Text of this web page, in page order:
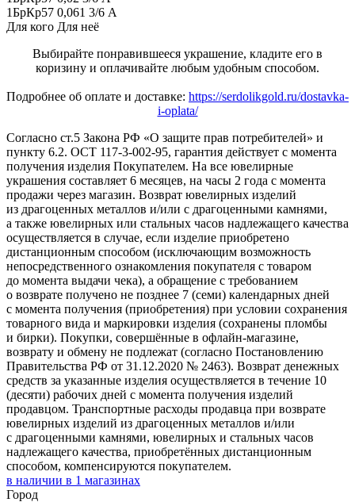
1БрКр57 0,061 3/6 А
Для кого Для неё
Выбирайте понравившееся украшение, кладите его в
коризину и оплачивайте любым удобным способом.
Подробнее об оплате и доставке: https://serdolikgold.ru/dostavka-
i-oplata/
Согласно ст.5 Закона РФ «О защите прав потребителей» и
пункту 6.2. ОСТ 117-3-002-95, гарантия действует с момента
получения изделия Покупателем. На все ювелирные
украшения составляет 6 месяцев, на часы 2 года с момента
продажи через магазин. Возврат ювелирных изделий
из драгоценных металлов и/или с драгоценными камнями,
а также ювелирных или стальных часов надлежащего качества
осуществляется в случае, если изделие приобретено
дистанционным способом (исключающим возможность
непосредственного ознакомления покупателя с товаром
до момента выдачи чека), а обращение с требованием
о возврате получено не позднее 7 (семи) календарных дней
с момента получения (приобретения) при условии сохранения
товарного вида и маркировки изделия (сохранены пломбы
и бирки). Покупки, совершённые в офлайн-магазине,
возврату и обмену не подлежат (согласно Постановлению
Правительства РФ от 31.12.2020 № 2463). Возврат денежных
средств за указанные изделия осуществляется в течение 10
(десяти) рабочих дней с момента получения изделий
продавцом. Транспортные расходы продавца при возврате
ювелирных изделий из драгоценных металлов и/или
с драгоценными камнями, ювелирных и стальных часов
надлежащего качества, приобретённых дистанционным
способом, компенсируются покупателем.
в наличии в 1 магазинах
Город